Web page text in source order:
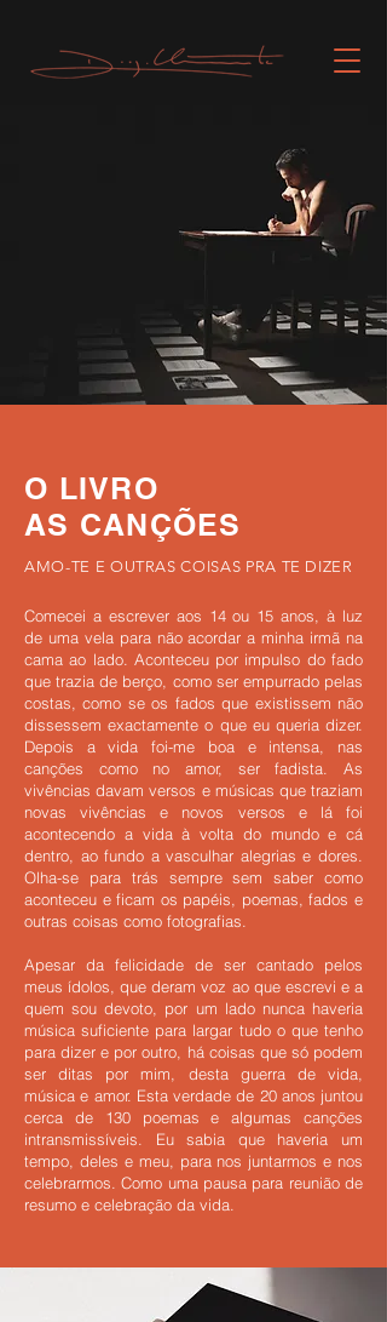
O LIVRO
AS CANÇÕES
AMO-TE E OUTRAS COISAS PRA TE DIZER
Comecei a escrever aos 14 ou 15 anos, à luz
de uma vela para não acordar a minha irmã na
cama ao lado. Aconteceu por impulso do fado
que trazia de berço, como ser empurrado pelas
costas, como se os fados que existissem não
dissessem exactamente o que eu queria dizer.
Depois a vida foi-me boa e intensa, nas
canções como no amor, ser fadista. As
vivências davam versos e músicas que traziam
novas vivências e novos versos e lá foi
acontecendo a vida à volta do mundo e cá
dentro, ao fundo a vasculhar alegrias e dores.
Olha-se para trás sempre sem saber como
aconteceu e ficam os papéis, poemas, fados e
outras coisas como fotografias.​
Apesar da felicidade de ser cantado pelos
meus ídolos, que deram voz ao que escrevi e a
quem sou devoto, por um lado nunca haveria
música suficiente para largar tudo o que tenho
para dizer e por outro, há coisas que só podem
ser ditas por mim, desta guerra de vida,
música e amor. Esta verdade de 20 anos juntou
cerca de 130 poemas e algumas canções
intransmissíveis. Eu sabia que haveria um
tempo, deles e meu, para nos juntarmos e nos
celebrarmos. Como uma pausa para reunião de
resumo e celebração da vida.